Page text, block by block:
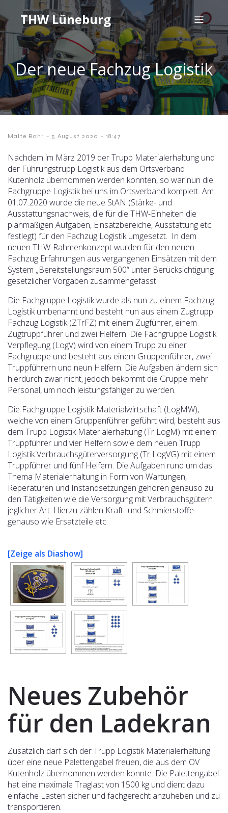
THW Lüneburg
Der neue Fachzug Logistik
Malte Bahr - 5 August 2020 - 18:47
Nachdem im März 2019 der Trupp Materialerhaltung und
der Führungstrupp Logistik aus dem Ortsverband
Kutenholz übernommen werden konnten, so war nun die
Fachgruppe Logistik bei uns im Ortsverband komplett. Am
01.07.2020 wurde die neue StAN (Stärke- und
Ausstattungsnachweis, die für die THW-Einheiten die
planmäßigen Aufgaben, Einsatzbereiche, Ausstattung etc.
festlegt) für den Fachzug Logistik umgesetzt. In dem
neuen THW-Rahmenkonzept wurden für den neuen
Fachzug Erfahrungen aus vergangenen Einsätzen mit dem
System „Bereitstellungsraum 500“ unter Berücksichtigung
gesetzlicher Vorgaben zusammengefasst.
Die Fachgruppe Logistik wurde als nun zu einem Fachzug
Logistik umbenannt und besteht nun aus einem Zugtrupp
Fachzug Logistik (ZTrFZ) mit einem Zugführer, einem
Zugtruppführer und zwei Helfern. Die Fachgruppe Logistik
Verpflegung (LogV) wird von einem Trupp zu einer
Fachgruppe und besteht aus einem Gruppenführer, zwei
Truppführern und neun Helfern. Die Aufgaben ändern sich
hierdurch zwar nicht, jedoch bekommt die Gruppe mehr
Personal, um noch leistungsfähiger zu werden.
Die Fachgruppe Logistik Materialwirtschaft (LogMW),
welche von einem Gruppenführer geführt wird, besteht aus
dem Trupp Logistik Materialerhaltung (Tr LogM) mit einem
Truppführer und vier Helfern sowie dem neuen Trupp
Logistik Verbrauchsgüterversorgung (Tr LogVG) mit einem
Truppführer und fünf Helfern. Die Aufgaben rund um das
Thema Materialerhaltung in Form von Wartungen,
Reperaturen und Instandsetzungen gehören genauso zu
den Tätigkeiten wie die Versorgung mit Verbrauchsgütern
jeglicher Art. Hierzu zählen Kraft- und Schmierstoffe
genauso wie Ersatzteile etc.
[Zeige als Diashow]
Neues Zubehör
für den Ladekran
Zusätzlich darf sich der Trupp Logistik Materialerhaltung
über eine neue Palettengabel freuen, die aus dem OV
Kutenholz übernommen werden konnte. Die Palettengabel
hat eine maximale Traglast von 1500 kg und dient dazu
einfache Lasten sicher und fachgerecht anzuheben und zu
transportieren.